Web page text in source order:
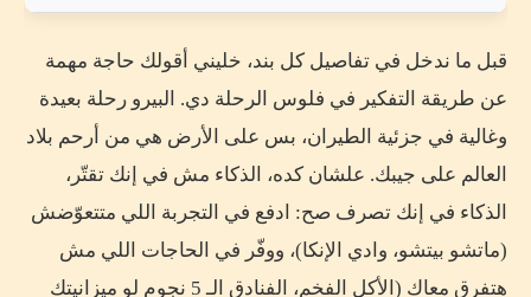
قبل ما ندخل في تفاصيل كل بند، خليني أقولك حاجة مهمة
عن طريقة التفكير في فلوس الرحلة دي. البيرو رحلة بعيدة
وغالية في جزئية الطيران، بس على الأرض هي من أرحم بلاد
العالم على جيبك. علشان كده، الذكاء مش في إنك تقتّر،
الذكاء في إنك تصرف صح: ادفع في التجربة اللي متتعوّضش
(ماتشو بيتشو، وادي الإنكا)، ووفّر في الحاجات اللي مش
هتفرق معاك (الأكل الفخم، الفنادق الـ 5 نجوم لو ميزانيتك